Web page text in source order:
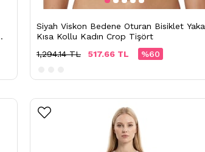
Siyah Viskon Bedene Oturan Bisiklet Yaka
Kısa Kollu Kadın Crop Tişört
%60
517.66 TL
1,294.14 TL